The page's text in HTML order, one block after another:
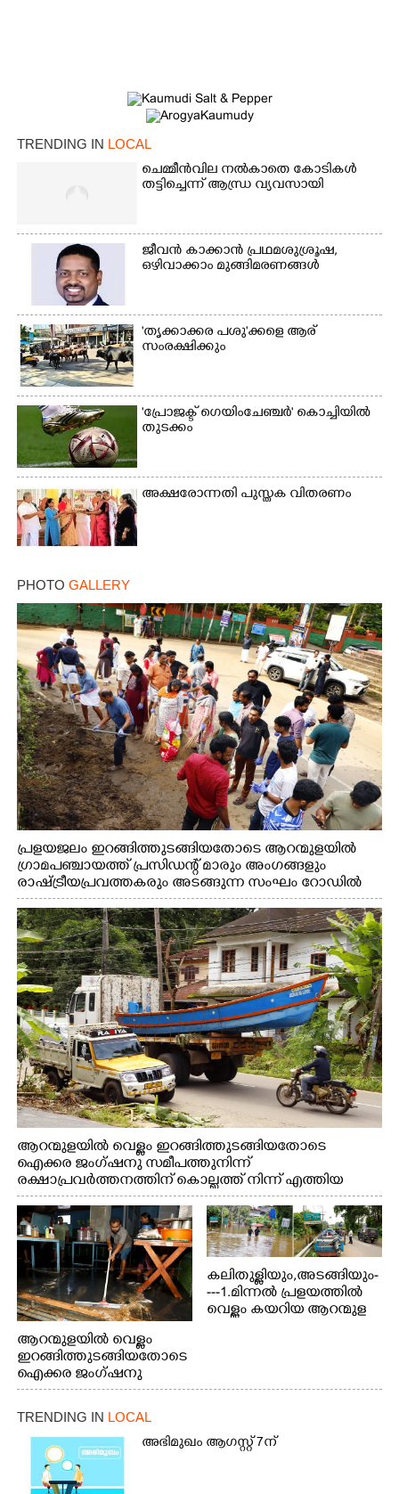
TRENDING IN LOCAL
ചെമ്മീൻവില നൽകാതെ കോടികൾ
തട്ടിച്ചെന്ന് ആന്ധ്ര വ്യവസായി
ജീവൻ കാക്കാൻ പ്രഥമശുശ്രൂഷ,
ഒഴിവാക്കാം മുങ്ങിമരണങ്ങൾ
'തൃക്കാക്കര പശു'ക്കളെ ആര്
സംരക്ഷിക്കും
'പ്രോജക്ട് ഗെയിംചേഞ്ചർ' കൊച്ചിയിൽ
തുടക്കം
അക്ഷരോന്നതി പുസ്തക വിതരണം
PHOTO GALLERY
പ്രളയജലം ഇറങ്ങിത്തുടങ്ങിയതോടെ ആറന്മുളയിൽ
ഗ്രാമപഞ്ചായത്ത് പ്രസിഡന്റ് മാരും അംഗങ്ങളും
രാഷ്ട്രീയപ്രവത്തകരും അടങ്ങുന്ന സംഘം റോഡിൽ
അടിഞ്ഞ് കൂടിയ ചെളിയും മണ്ണും മറ്റ് മാലിന്യങ്ങളും
നീക്കം ചെയ്യുന്നു.
ആറന്മുളയിൽ വെള്ളം ഇറങ്ങിത്തുടങ്ങിയതോടെ
ഐക്കര ജംഗ്ഷനു സമീപത്തുനിന്ന്
രക്ഷാപ്രവർത്തനത്തിന് കൊല്ലത്ത് നിന്ന് എത്തിയ
ബോട്ടുകൾ തിരികെക്കൊണ്ടുപോകുന്നു.
ആറന്മുളയിൽ വെള്ളം
ഇറങ്ങിത്തുടങ്ങിയതോടെ
ഐക്കര ജംഗ്ഷനു
സമീപം ആറന്മുള
കിടങ്ങന്നൂർ റോഡിന്
സമീപം പ്രവർത്തിക്കു
ആറന്മുള തട്ടുകട കഴുകി
വൃത്തിയാക്കുന്നു.
കലിതുള്ളിയും,അടങ്ങിയും-
---1.മിന്നൽ പ്രളയത്തിൽ
വെള്ളം കയറിയ ആറന്മുള
ഇറങ്ങിപ്പോൾ
ത്തിന് ഓച്ചിറ അഴിക്കലിൽ
TRENDING IN LOCAL
അഭിമുഖം ആഗസ്റ്റ് 7ന്
Share this link
Copy Link